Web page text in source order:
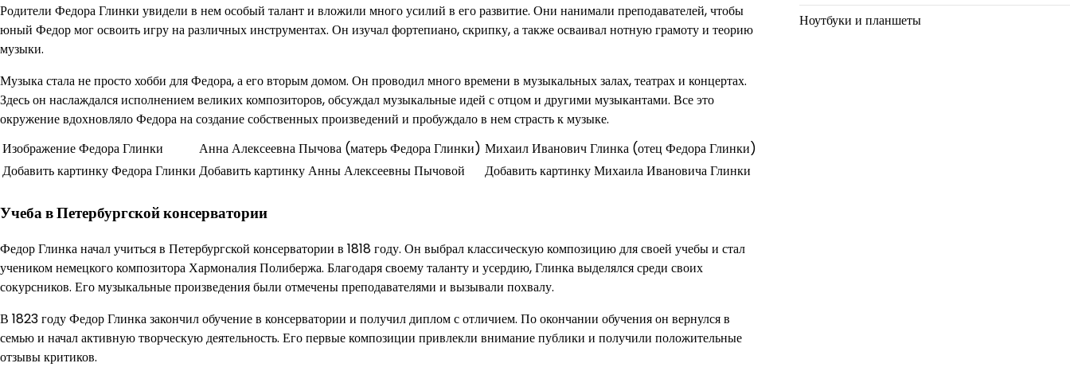
Родители Федора Глинки увидели в нем особый талант и вложили много усилий в его развитие. Они нанимали преподавателей, чтобы
юный Федор мог освоить игру на различных инструментах. Он изучал фортепиано, скрипку, а также осваивал нотную грамоту и теорию
музыки.
Музыка стала не просто хобби для Федора, а его вторым домом. Он проводил много времени в музыкальных залах, театрах и концертах.
Здесь он наслаждался исполнением великих композиторов, обсуждал музыкальные идей с отцом и другими музыкантами. Все это
окружение вдохновляло Федора на создание собственных произведений и пробуждало в нем страсть к музыке.
Изображение Федора Глинки
Анна Алексеевна Пычова (матерь Федора Глинки) Михаил Иванович Глинка (отец Федора Глинки)
Добавить картинку Федора Глинки Добавить картинку Анны Алексеевны Пычовой Добавить картинку Михаила Ивановича Глинки
Учеба в Петербургской консерватории
Федор Глинка начал учиться в Петербургской консерватории в 1818 году. Он выбрал классическую композицию для своей учебы и стал
учеником немецкого композитора Хармоналия Полибержа. Благодаря своему таланту и усердию, Глинка выделялся среди своих
сокурсников. Его музыкальные произведения были отмечены преподавателями и вызывали похвалу.
В 1823 году Федор Глинка закончил обучение в консерватории и получил диплом с отличием. По окончании обучения он вернулся в
семью и начал активную творческую деятельность. Его первые композиции привлекли внимание публики и получили положительные
отзывы критиков.
Ноутбуки и планшеты